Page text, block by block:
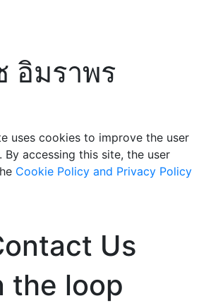
อิมราพร
uses cookies to improve the user
By accessing this site, the user
Cookie Policy and Privacy Policy
Us
the loop